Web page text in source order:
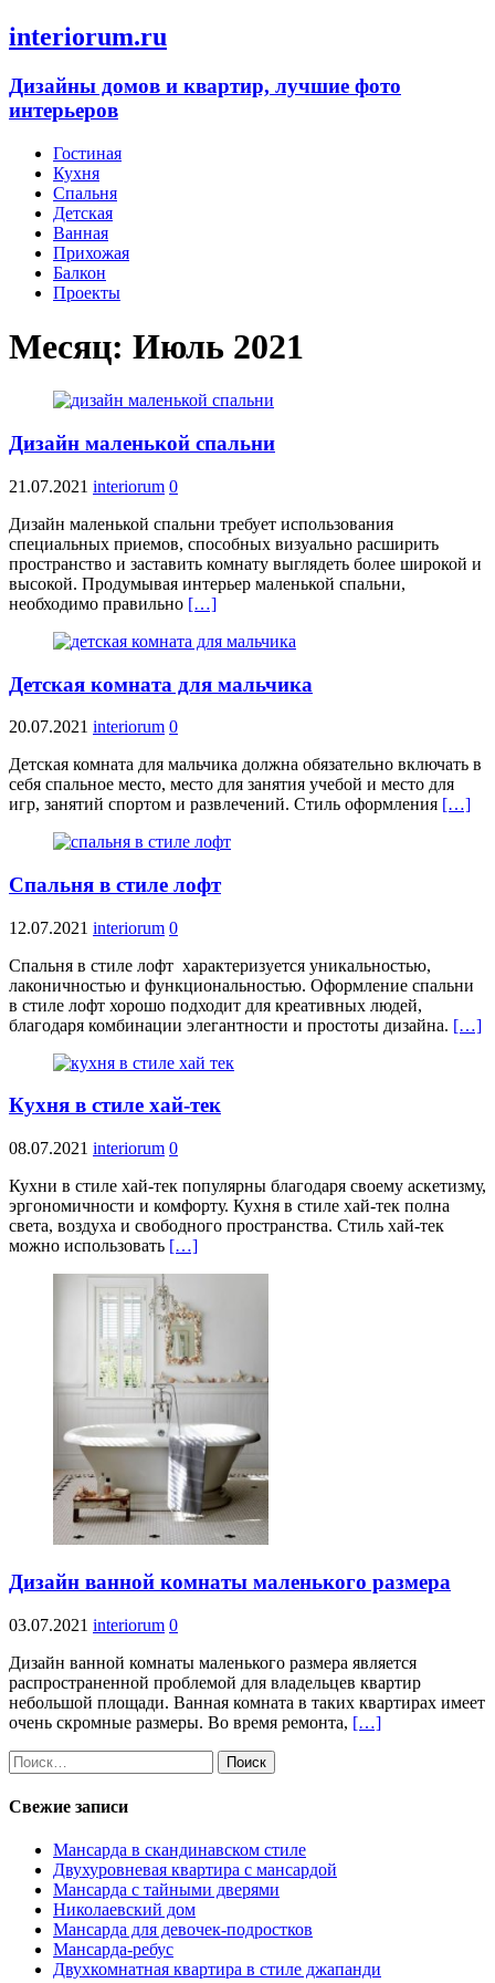
interiorum.ru
Дизайны домов и квартир, лучшие фото
интерьеров
Гостиная
Кухня
Спальня
Детская
Ванная
Прихожая
Балкон
Проекты
Месяц: Июль 2021
Дизайн маленькой спальни
21.07.2021 interiorum 0
Дизайн маленькой спальни требует использования
специальных приемов, способных визуально расширить
пространство и заставить комнату выглядеть более широкой и
высокой. Продумывая интерьер маленькой спальни,
необходимо правильно […]
Детская комната для мальчика
20.07.2021 interiorum 0
Детская комната для мальчика должна обязательно включать в
себя спальное место, место для занятия учебой и место для
игр, занятий спортом и развлечений. Стиль оформления […]
Спальня в стиле лофт
12.07.2021 interiorum 0
Спальня в стиле лофт характеризуется уникальностью,
лаконичностью и функциональностью. Оформление спальни
в стиле лофт хорошо подходит для креативных людей,
благодаря комбинации элегантности и простоты дизайна. […]
Кухня в стиле хай-тек
08.07.2021 interiorum 0
Кухни в стиле хай-тек популярны благодаря своему аскетизму,
эргономичности и комфорту. Кухня в стиле хай-тек полна
света, воздуха и свободного пространства. Стиль хай-тек
можно использовать […]
Дизайн ванной комнаты маленького размера
03.07.2021 interiorum 0
Дизайн ванной комнаты маленького размера является
распространенной проблемой для владельцев квартир
небольшой площади. Ванная комната в таких квартирах имеет
очень скромные размеры. Во время ремонта, […]
Найти:
Свежие записи
Мансарда в скандинавском стиле
Двухуровневая квартира с мансардой
Мансарда с тайными дверями
Николаевский дом
Мансарда для девочек-подростков
Мансарда-ребус
Двухкомнатная квартира в стиле джапанди